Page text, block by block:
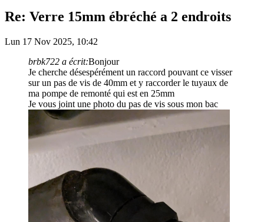
Re: Verre 15mm ébréché a 2 endroits
Lun 17 Nov 2025, 10:42
brbk722 a écrit:Bonjour
Je cherche désespérément un raccord pouvant ce visser
sur un pas de vis de 40mm et y raccorder le tuyaux de
ma pompe de remonté qui est en 25mm
Je vous joint une photo du pas de vis sous mon bac